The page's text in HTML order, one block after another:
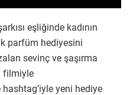
eşliğinde kadının
parfüm hediyesini
sevinç ve şaşırma
filmiyle
yeni hediye